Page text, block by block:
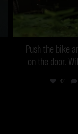
Push the bike
on the door.
42